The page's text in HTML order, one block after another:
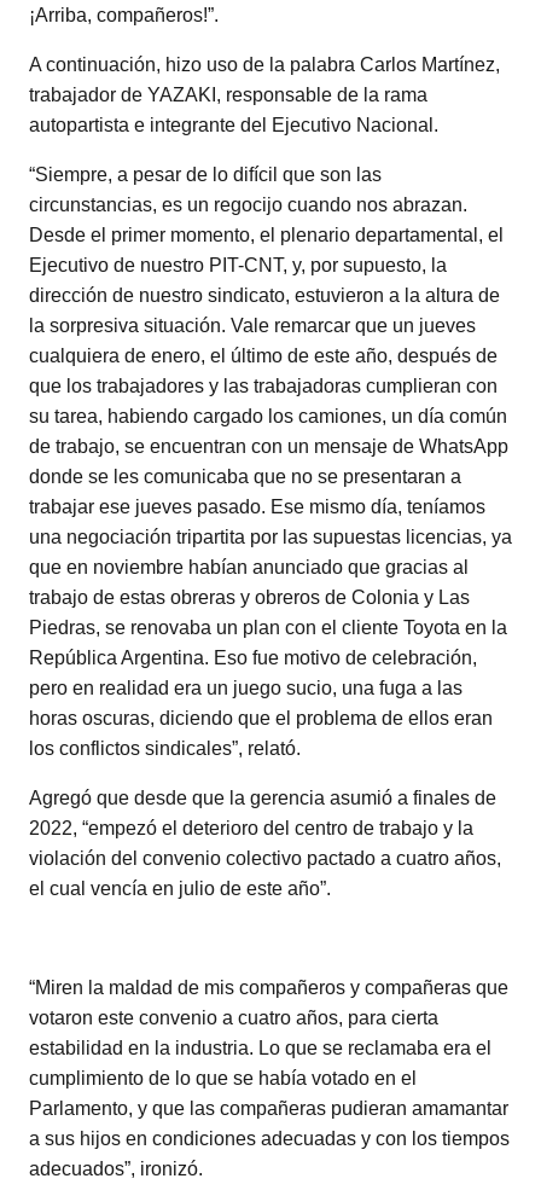
¡Arriba, compañeros!”.
A continuación, hizo uso de la palabra Carlos Martínez,
trabajador de YAZAKI, responsable de la rama
autopartista e integrante del Ejecutivo Nacional.
“Siempre, a pesar de lo difícil que son las
circunstancias, es un regocijo cuando nos abrazan.
Desde el primer momento, el plenario departamental, el
Ejecutivo de nuestro PIT-CNT, y, por supuesto, la
dirección de nuestro sindicato, estuvieron a la altura de
la sorpresiva situación. Vale remarcar que un jueves
cualquiera de enero, el último de este año, después de
que los trabajadores y las trabajadoras cumplieran con
su tarea, habiendo cargado los camiones, un día común
de trabajo, se encuentran con un mensaje de WhatsApp
donde se les comunicaba que no se presentaran a
trabajar ese jueves pasado. Ese mismo día, teníamos
una negociación tripartita por las supuestas licencias, ya
que en noviembre habían anunciado que gracias al
trabajo de estas obreras y obreros de Colonia y Las
Piedras, se renovaba un plan con el cliente Toyota en la
República Argentina. Eso fue motivo de celebración,
pero en realidad era un juego sucio, una fuga a las
horas oscuras, diciendo que el problema de ellos eran
los conflictos sindicales”, relató.
Agregó que desde que la gerencia asumió a finales de
2022, “empezó el deterioro del centro de trabajo y la
violación del convenio colectivo pactado a cuatro años,
el cual vencía en julio de este año”.
“Miren la maldad de mis compañeros y compañeras que
votaron este convenio a cuatro años, para cierta
estabilidad en la industria. Lo que se reclamaba era el
cumplimiento de lo que se había votado en el
Parlamento, y que las compañeras pudieran amamantar
a sus hijos en condiciones adecuadas y con los tiempos
adecuados”, ironizó.